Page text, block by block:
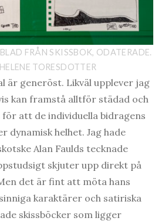
FRÅN SKISSBOK, ODATERADE.
TORESDOTTER
är generöst. Likväl upplever jag
kan framstå alltför städad och
att de individuella bidragens
dynamisk helhet. Jag hade
Alan Faulds tecknade
skjuter upp direkt på
det är fint att möta hans
karaktärer och satiriska
skissböcker som ligger